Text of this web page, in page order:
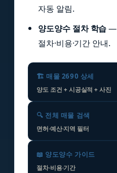
자동 알림.
양도양수 절차 학습—
절차·비용·기간 안내.
🏗️ 매물 2690 상세
양도 조건 + 시공실적 + 사진
🔍 전체 매물 검색
면허·예산·지역 필터
📖 양도양수 가이드
절차·비용·기간